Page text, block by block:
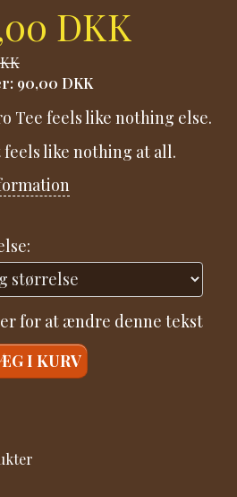
DKK
90,00 DKK
Tee feels like nothing else.
like nothing at all.
for at ændre denne tekst
I KURV